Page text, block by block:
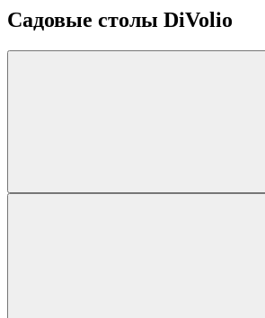
Садовые столы DiVolio